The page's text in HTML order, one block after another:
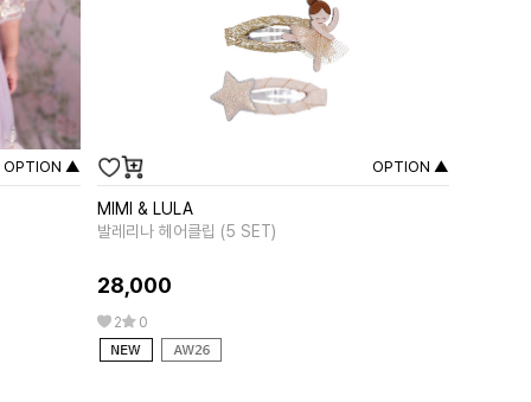
OPTION ▲ OPTION ▲
MIMI & LULA
발레리나 헤어클립 (5 SET)
28,000
2 0